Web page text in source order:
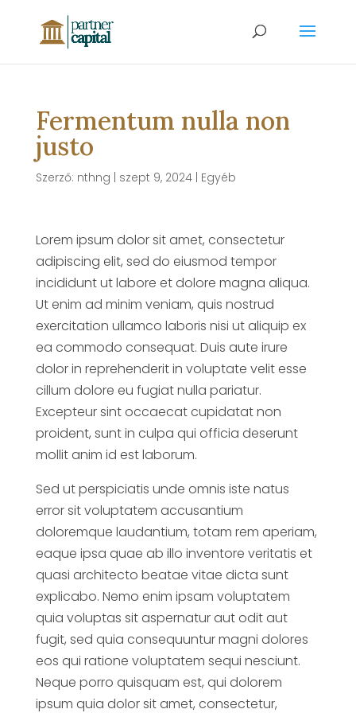
Fermentum nulla non
justo
Szerző: nthng szept 9, 2024| Egyéb
Lorem ipsum dolor sit amet, consectetur
adipiscing elit, sed do eiusmod tempor
incididunt ut labore et dolore magna aliqua.
Ut enim ad minim veniam, quis nostrud
exercitation ullamco laboris nisi ut aliquip ex
ea commodo consequat. Duis aute irure
dolor in reprehenderit in voluptate velit esse
cillum dolore eu fugiat nulla pariatur.
Excepteur sint occaecat cupidatat non
proident, sunt in culpa qui officia deserunt
mollit anim id est laborum.
Sed ut perspiciatis unde omnis iste natus
error sit voluptatem accusantium
doloremque laudantium, totam rem aperiam,
eaque ipsa quae ab illo inventore veritatis et
quasi architecto beatae vitae dicta sunt
explicabo. Nemo enim ipsam voluptatem
quia voluptas sit aspernatur aut odit aut
fugit, sed quia consequuntur magni dolores
eos qui ratione voluptatem sequi nesciunt.
Neque porro quisquam est, qui dolorem
ipsum quia dolor sit amet, consectetur,